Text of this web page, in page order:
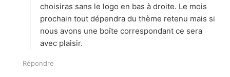
choisiras sans le logo en bas à droite. Le mois
prochain tout dépendra du thème retenu mais si
nous avons une boîte correspondant ce sera
avec plaisir.
Répondre